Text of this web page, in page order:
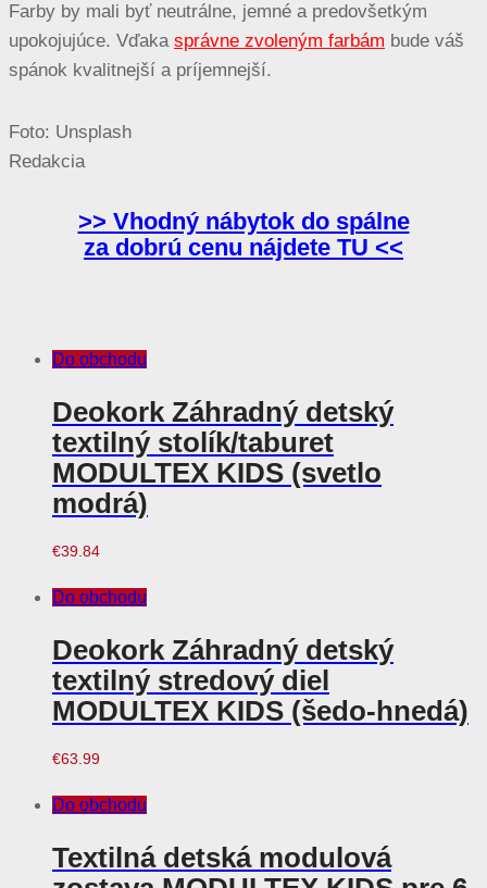
Farby by mali byť neutrálne, jemné a predovšetkým
upokojujúce. Vďaka správne zvoleným farbám bude váš
spánok kvalitnejší a príjemnejší.
Foto: Unsplash
Redakcia
>> Vhodný nábytok do spálne
za dobrú cenu nájdete TU <<
Do obchodu
Deokork Záhradný detský
textilný stolík/taburet
MODULTEX KIDS (svetlo
modrá)
€39.84
Do obchodu
Deokork Záhradný detský
textilný stredový diel
MODULTEX KIDS (šedo-hnedá)
€63.99
Do obchodu
Textilná detská modulová